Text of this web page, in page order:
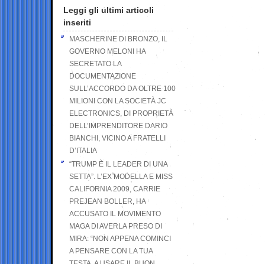
Leggi gli ultimi articoli
inseriti
MASCHERINE DI BRONZO, IL
GOVERNO MELONI HA
SECRETATO LA
DOCUMENTAZIONE
SULL’ACCORDO DA OLTRE 100
MILIONI CON LA SOCIETÀ JC
ELECTRONICS, DI PROPRIETÀ
DELL’IMPRENDITORE DARIO
BIANCHI, VICINO A FRATELLI
D’ITALIA
“TRUMP È IL LEADER DI UNA
SETTA”. L’EX MODELLA E MISS
CALIFORNIA 2009, CARRIE
PREJEAN BOLLER, HA
ACCUSATO IL MOVIMENTO
MAGA DI AVERLA PRESO DI
MIRA: “NON APPENA COMINCI
A PENSARE CON LA TUA